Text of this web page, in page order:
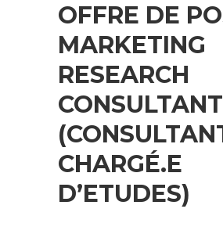
OFFRE DE
MARKETING
RESEARCH
CONSULTANT
CHARGÉ.E
D’ETUDES)